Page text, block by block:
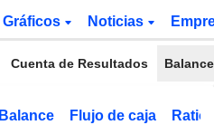
Gráficos Noticias
Cuenta de Resultados Balance
Balance Flujo de caja